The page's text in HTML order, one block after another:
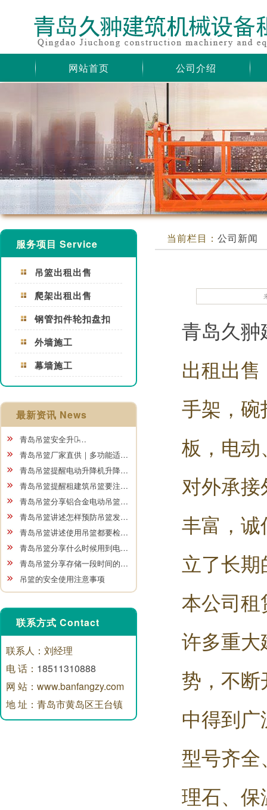
网站首页 公司介绍
服务项目 Service
吊篮出租出售
爬架出租出售
钢管扣件轮扣盘扣
外墙施工
幕墙施工
最新资讯 News
青岛吊篮安全升级̵…
青岛吊篮厂家直供｜多功能适…
青岛吊篮提醒电动升降机升降…
青岛吊篮提醒租建筑吊篮要注…
青岛吊篮分享铝合金电动吊篮…
青岛吊篮讲述怎样预防吊篮发…
青岛吊篮讲述使用吊篮都要检…
青岛吊篮分享什么时候用到电…
青岛吊篮分享存储一段时间的…
吊篮的安全使用注意事项
联系方式 Contact
联系人：刘经理
电 话： 18511310888
网 站：www.banfangzy.com
地 址：青岛市黄岛区王台镇
当前栏目： 公司新闻
青岛久
出租出
手架，
板，电
对外承
丰富，
立了长
本公司
许多重
势，不
中得到
型号齐
理石、